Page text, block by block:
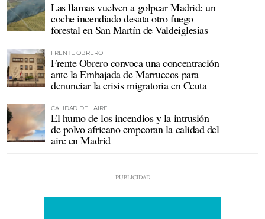
Las llamas vuelven a golpear Madrid: un
coche incendiado desata otro fuego
forestal en San Martín de Valdeiglesias
FRENTE OBRERO
Frente Obrero convoca una concentración
ante la Embajada de Marruecos para
denunciar la crisis migratoria en Ceuta
CALIDAD DEL AIRE
El humo de los incendios y la intrusión
de polvo africano empeoran la calidad del
aire en Madrid